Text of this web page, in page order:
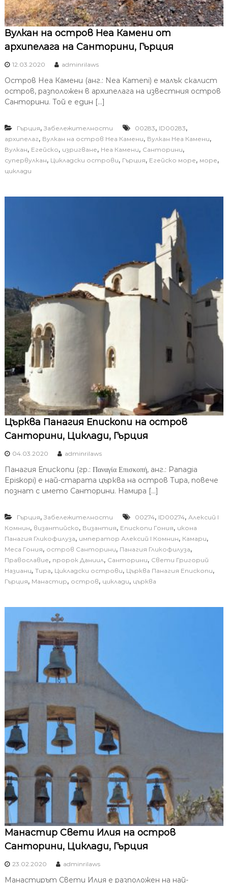
Вулкан на остров Неа Камени от
архипелага на Санторини, Гърция
12.03.2020 adminrilaws
Остров Неа Камени (анг.: Nea Kameni) е малък скалист
остров, разположен в архипелага на известния остров
Санторини. Той е един […]
Гърция, Забележителности 00283, ID00283,
архипелаг, Вулкан на остров Неа Камени, Вулкан Неа Камени,
Вулкан, Егейско, изригване, Неа Камени, Санторини,
супервулкан, Цикладски острови, Гърция, Егейско море, море,
циклади
Църква Панагия Епископи на остров
Санторини, Циклади, Гърция
04.03.2020 adminrilaws
Панагия Епископи (гр.: Παναγία Επισκοπή, анг.: Panagia
Episkopi) е най-старата църква на остров Тира, повече
познат с името Санторини. Намира […]
Гърция, Забележителности 00274, ID00274, Алексий I
Комнин, византийско, Византия, Епископи Гония, икона
Панагия Гликофилуза, император Алексий I Комнин, Камари,
Меса Гония, остров Санторини, Панагия Гликофилуза,
Православие, пророк Даниил, Санторини, Свети Григорий
Назианц, Тира, Цикладски острови, Църква Панагия Епископи,
Гърция, Манастир, остров, циклади, църква
Манастир Свети Илия на остров
Санторини, Циклади, Гърция
23.02.2020 adminrilaws
Манастирът Свети Илия е разположен на най-